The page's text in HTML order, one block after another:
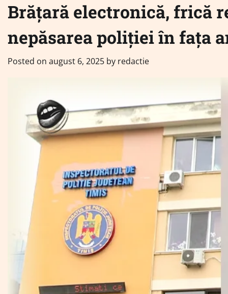
Brățară electronică, frică
nepăsarea poliției în fața
Posted on august 6, 2025 by redactie